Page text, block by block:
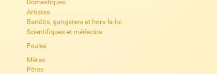
Domestiques
Artistes
Bandits, gangsters et hors-la-loi
Scientifiques et médecins
Foules
Mères
Pères